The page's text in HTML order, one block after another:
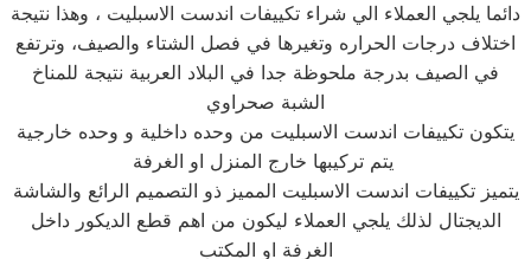
دائما يلجي العملاء الي شراء تكييفات اندست الاسبليت ، وهذا نتيجة
اختلاف درجات الحراره وتغيرها في فصل الشتاء والصيف، وترتفع
في الصيف بدرجة ملحوظة جدا في البلاد العربية نتيجة للمناخ
الشبة صحراوي
يتكون تكييفات اندست الاسبليت من وحده داخلية و وحده خارجية
يتميز تكييفات اندست الاسبليت المميز ذو التصميم الرائع والشاشة
الديجتال لذلك يلجي العملاء ليكون من اهم قطع الديكور داخل
الغرفة او المكتب